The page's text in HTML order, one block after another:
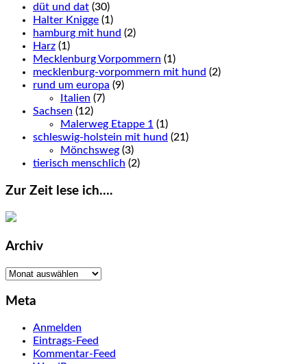
düt und dat (30)
Halter Knigge (1)
hamburg mit hund (2)
Harz (1)
Mecklenburg Vorpommern (1)
mecklenburg-vorpommern mit hund (2)
rund um europa (9)
Italien (7)
Sachsen (12)
Malerweg Etappe 1 (1)
schleswig-holstein mit hund (21)
Mönchsweg (3)
tierisch menschlich (2)
Zur Zeit lese ich….
Archiv
Archiv
Meta
Anmelden
Eintrags-Feed
Kommentar-Feed